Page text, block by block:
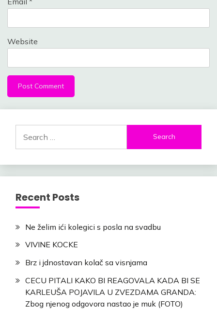
Website
for:
Recent Posts
Ne želim ići kolegici s posla na svadbu
VIVINE KOCKE
Brz i jdnostavan kolač sa visnjama
CECU PITALI KAKO BI REAGOVALA KADA BI SE
KARLEUŠA POJAVILA U ZVEZDAMA GRANDA:
Zbog njenog odgovora nastao je muk (FOTO)